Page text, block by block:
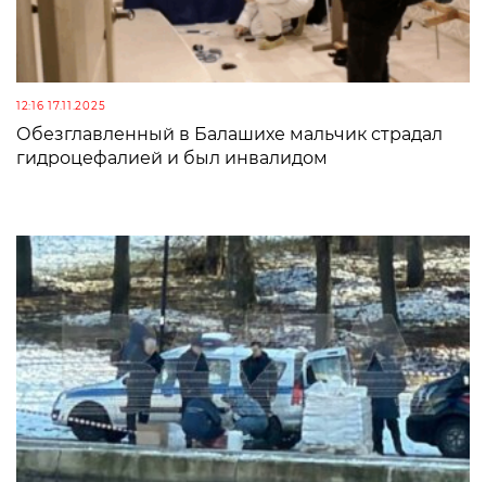
12:16 17.11.2025
Обезглавленный в Балашихе мальчик страдал
гидроцефалией и был инвалидом